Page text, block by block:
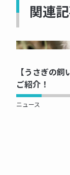
関連
【うさぎの
ご紹介！
ニュース